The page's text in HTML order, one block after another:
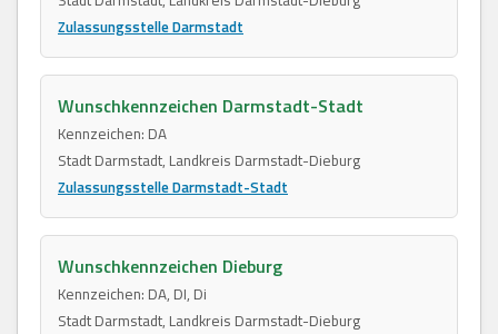
Zulassungsstelle Darmstadt
Wunschkennzeichen Darmstadt-Stadt
Kennzeichen: DA
Stadt Darmstadt, Landkreis Darmstadt-Dieburg
Zulassungsstelle Darmstadt-Stadt
Wunschkennzeichen Dieburg
Kennzeichen: DA, DI, Di
Stadt Darmstadt, Landkreis Darmstadt-Dieburg